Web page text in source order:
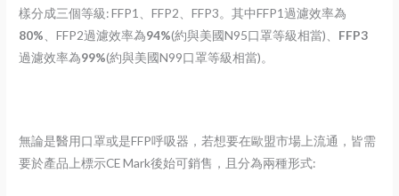
樣分成三個等級: FFP1、FFP2、FFP3。其中FFP1過濾效率為
80% 、FFP2過濾效率為94%(約與美國N95口罩等級相當)、 FFP3
過濾效率為99%(約與美國N99口罩等級相當)。
無論是醫用口罩或是FFP呼吸器，若想要在歐盟市場上流通，皆需
要於產品上標示CE Mark後始可銷售，且分為兩種形式: